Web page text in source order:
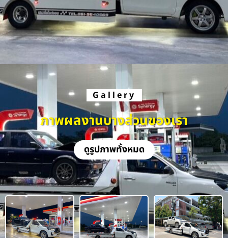
Gallery
ภาพผลงานบางส่วนของเรา
ดูรูปภาพทั้งหมด